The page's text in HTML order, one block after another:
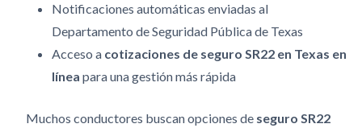
Notificaciones automáticas enviadas al
Departamento de Seguridad Pública de Texas
Acceso a cotizaciones de seguro SR22 en Texas en
línea para una gestión más rápida
Muchos conductores buscan opciones de seguro SR22